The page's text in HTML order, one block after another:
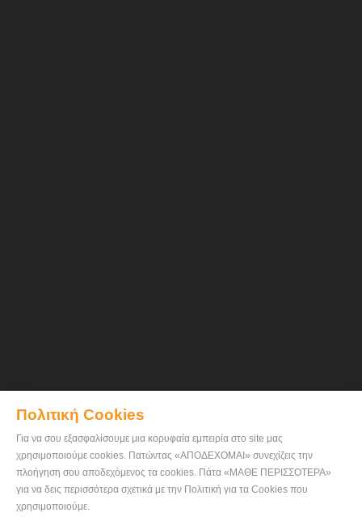
Πολιτική Cookies
Για να σου εξασφαλίσουμε μια κορυφαία εμπειρία στο site μας
χρησιμοποιούμε cookies. Πατώντας «ΑΠΟΔΕΧΟΜΑΙ» συνεχίζεις την
πλοήγηση σου αποδεχόμενος τα cookies. Πάτα «ΜΑΘΕ ΠΕΡΙΣΣΟΤΕΡΑ»
για να δεις περισσότερα σχετικά με την Πολιτική για τα Cookies που
χρησιμοποιούμε.